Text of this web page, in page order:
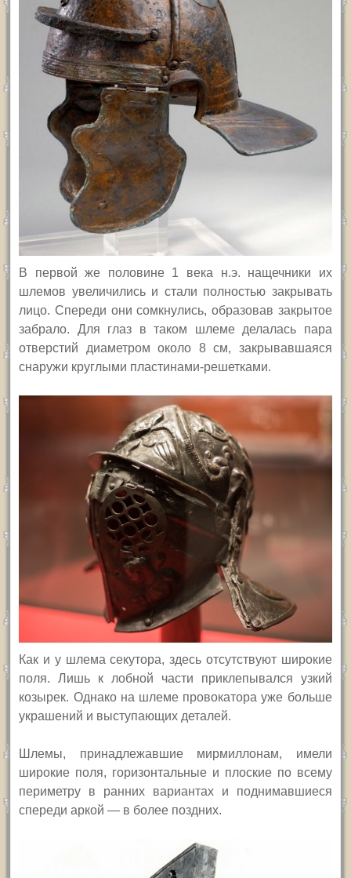
В первой же половине 1 века н.э. нащечники их
шлемов увеличились и стали полностью закрывать
лицо. Спереди они сомкнулись, образовав закрытое
забрало. Для глаз в таком шлеме делалась пара
отверстий диаметром около 8 см, закрывавшаяся
снаружи круглыми пластинами-решетками.
Как и у шлема секутора, здесь отсутствуют широкие
поля. Лишь к лобной части приклепывался узкий
козырек. Однако на шлеме провокатора уже больше
украшений и выступающих деталей.
Ш лемы, принадлежавшие мирмиллонам, имели
широкие поля, горизонтальные и плоские по всему
периметру в ранних вариантах и поднимавшиеся
спереди аркой — в более поздних.